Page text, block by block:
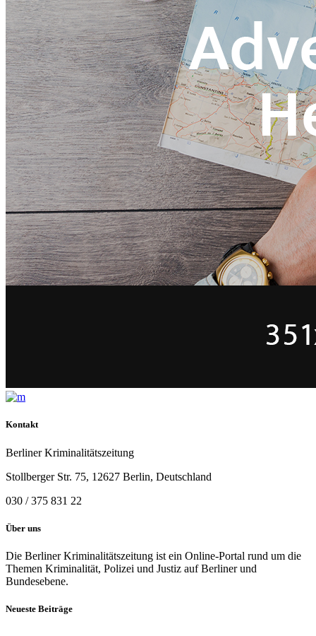
Kontakt
Berliner Kriminalitätszeitung
Stollberger Str. 75, 12627 Berlin, Deutschland
030 / 375 831 22
Über uns
Die Berliner Kriminalitätszeitung ist ein Online-Portal rund um die
Themen Kriminalität, Polizei und Justiz auf Berliner und
Bundesebene.
Neueste Beiträge